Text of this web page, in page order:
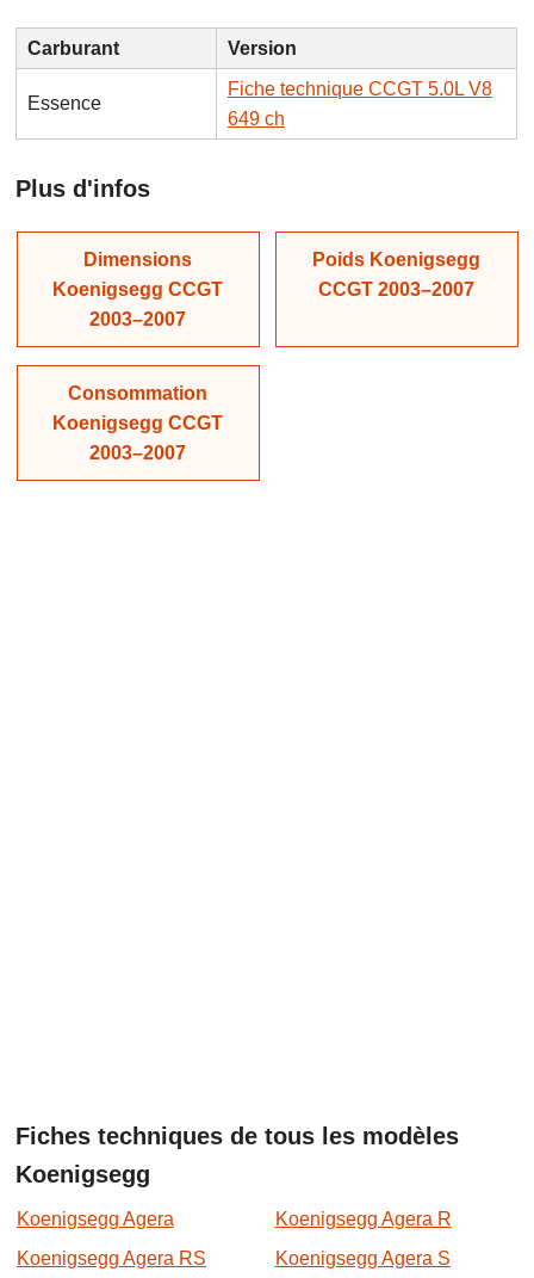
Carburant Version
Essence
Fiche technique CCGT 5.0L V8
649 ch
Plus d'infos
Dimensions
Koenigsegg CCGT
2003–2007
Poids Koenigsegg
CCGT 2003–2007
Consommation
Koenigsegg CCGT
2003–2007
Fiches techniques de tous les modèles
Koenigsegg
Koenigsegg Agera
Koenigsegg Agera R
Koenigsegg Agera RS
Koenigsegg Agera S